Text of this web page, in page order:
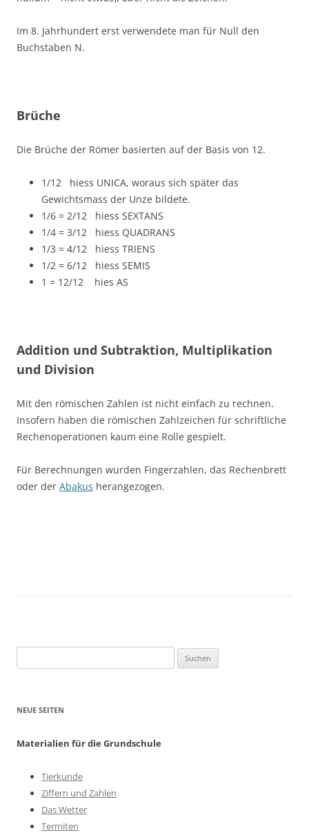
Im 8. Jahrhundert erst verwendete man für Null den
Buchstaben N.
Brüche
Die Brüche der Römer basierten auf der Basis von 12.
1/12 hiess UNICA, woraus sich später das
Gewichtsmass der Unze bildete.
1/6 = 2/12 hiess SEXTANS
1/4 = 3/12 hiess QUADRANS
1/3 = 4/12 hiess TRIENS
1/2 = 6/12 hiess SEMIS
1 = 12/12 hies AS
Addition und Subtraktion, Multiplikation
und Division
Mit den römischen Zahlen ist nicht einfach zu rechnen.
Insofern haben die römischen Zahlzeichen für schriftliche
Rechenoperationen kaum eine Rolle gespielt.
Für Berechnungen wurden Fingerzahlen, das Rechenbrett
oder der Abakus herangezogen.
nach:
NEUE SEITEN
Materialien für die Grundschule
Tierkunde
Ziffern und Zahlen
Das Wetter
Termiten